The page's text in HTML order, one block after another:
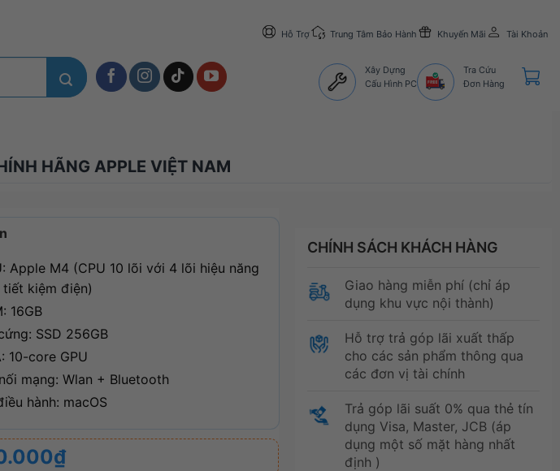
Hỗ Trợ Trung Tâm Bảo Hành Khuyến Mãi Tài Khoản
Xây Dựng
Cấu Hình PC
Tra Cứu
Đơn Hàng
HÃNG APPLE VIỆT NAM
Apple M4 (CPU 10 lõi với 4 lõi hiệu năng
kiệm điện)
16GB
SSD 256GB
10-core GPU
mạng: Wlan + Bluetooth
hành: macOS
₫
CHÍNH SÁCH KHÁCH HÀNG
Giao hàng miễn phí (chỉ áp
dụng khu vực nội thành)
Hỗ trợ trả góp lãi xuất thấp
cho các sản phẩm thông qua
các đơn vị tài chính
Trả góp lãi suất 0% qua thẻ tín
dụng Visa, Master, JCB (áp
dụng một số mặt hàng nhất
định )